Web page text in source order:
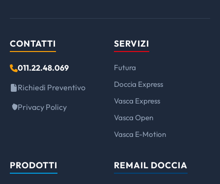
CONTATTI
011.22.48.069
Richiedi Preventivo
Privacy Policy
SERVIZI
Futura
Doccia Express
Vasca Express
Vasca Open
Vasca E-Motion
PRODOTTI REMAIL DOCCIA